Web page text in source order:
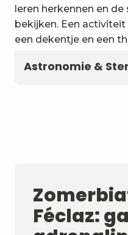
leren herkennen en
bekijken. Een
een dekentje en een
Astronomie &
Féclaz: